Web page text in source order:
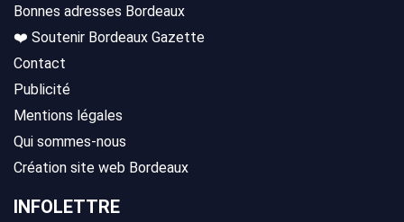
Bonnes adresses Bordeaux
❤️ Soutenir Bordeaux Gazette
Contact
Publicité
Mentions légales
Qui sommes-nous
Création site web Bordeaux
INFOLETTRE